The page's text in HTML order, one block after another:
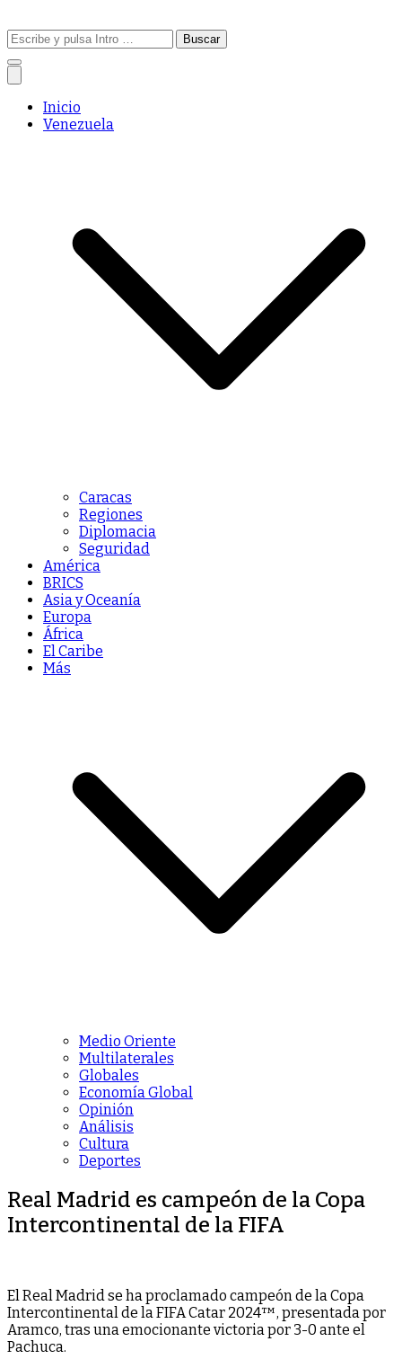
Buscar:
Inicio
Venezuela
Caracas
Regiones
Diplomacia
Seguridad
América
BRICS
Asia y Oceanía
Europa
África
El Caribe
Más
Medio Oriente
Multilaterales
Globales
Economía Global
Opinión
Análisis
Cultura
Deportes
Real Madrid es campeón de la Copa
Intercontinental de la FIFA
El Real Madrid se ha proclamado campeón de la Copa
Intercontinental de la FIFA Catar 2024™, presentada por
Aramco, tras una emocionante victoria por 3-0 ante el
Pachuca.